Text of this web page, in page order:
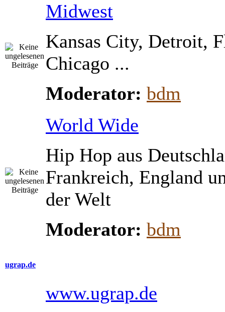
Midwest
Kansas City, Detroit,
Chicago ...
Moderator: bdm
World Wide
Hip Hop aus
Frankreich, England
der Welt
Moderator: bdm
ugrap.de
www.ugrap.de